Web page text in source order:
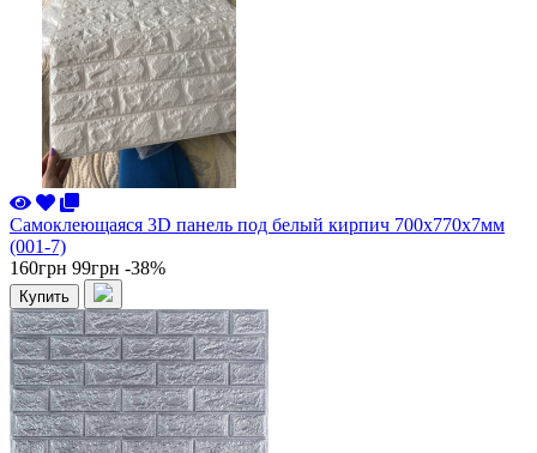
Самоклеющаяся 3D панель под белый кирпич 700x770x7мм
(001-7)
160грн 99грн -38%
Купить